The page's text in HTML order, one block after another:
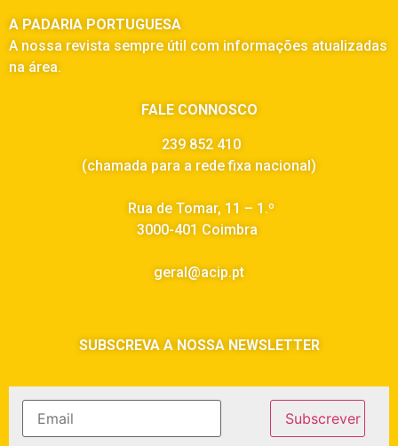
A PADARIA PORTUGUESA
A nossa revista sempre útil com informações atualizadas
na área.
FALE CONNOSCO
239 852 410
(chamada para a rede fixa nacional)
Rua de Tomar, 11 – 1.º
3000-401 Coimbra
geral@acip.pt
SUBSCREVA A NOSSA NEWSLETTER